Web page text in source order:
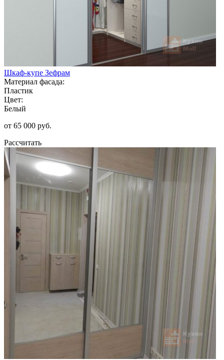
Шкаф-купе Зефрам
Материал фасада:
Пластик
Цвет:
Белый
от 65 000 руб.
Рассчитать